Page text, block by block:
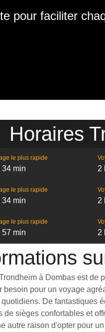
pour faciliter
Horaires
le plus rapide
34 min 2
le plus rapide
34 min 2
le plus rapide
57 min 2
à Dombas est
pour un voyage
De fantastiques
sièges confortables et
autre raison d'opter pour